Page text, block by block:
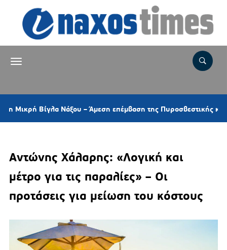
Νάξου – Άμεση επέμβαση της Πυροσβεστικής και
Αντώνης Χάλαρης: «Λογική και
μέτρο για τις παραλίες» – Οι
προτάσεις για μείωση του κόστους